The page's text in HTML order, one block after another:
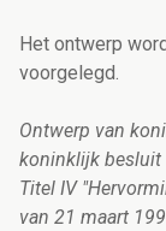
Het ontwerp
voorgelegd.
Ontwerp van
koninklijk besluit
Titel IV
van 21 maart